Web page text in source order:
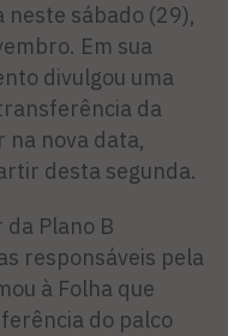
neste sábado (29),
Em sua
divulgou uma
da
na nova data,
desta segunda.
Plano B
responsáveis pela
à Folha que
do palco